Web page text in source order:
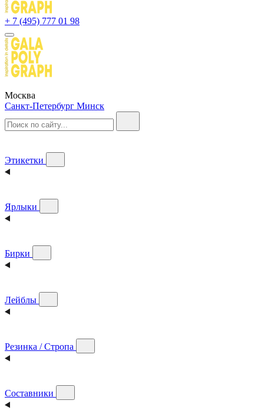
+ 7 (495) 777 01 98
Москва
Санкт-Петербург Минск
Этикетки
Ярлыки
Бирки
Лейблы
Резинка / Стропа
Составники